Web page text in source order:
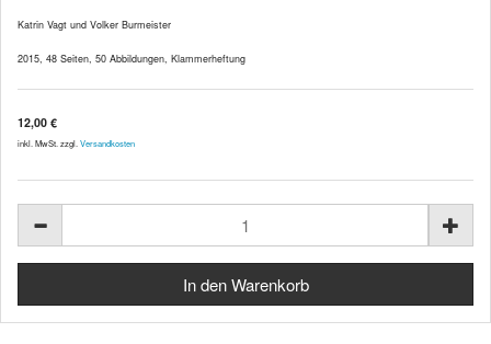
Katrin Vagt und Volker Burmeister
2015, 48 Seiten, 50 Abbildungen, Klammerheftung
12,00 €
inkl. MwSt. zzgl. Versandkosten